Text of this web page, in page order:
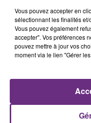
présente.
LE MAGASIN
C'était l'une des
rémois. Le
Vous pouvez accepter en
sélectionnant les finalités
Vous pouvez également
accepter". Vos préférences
pouvez mettre à jour vos
moment via le lien "Gérer